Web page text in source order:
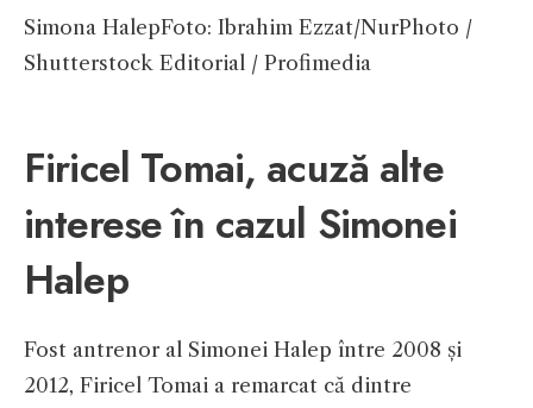
Simona HalepFoto: Ibrahim Ezzat/NurPhoto /
Shutterstock Editorial / Profimedia
Firicel Tomai, acuză alte
interese în cazul Simonei
Halep
Fost antrenor al Simonei Halep între 2008 și
2012, Firicel Tomai a remarcat că dintre